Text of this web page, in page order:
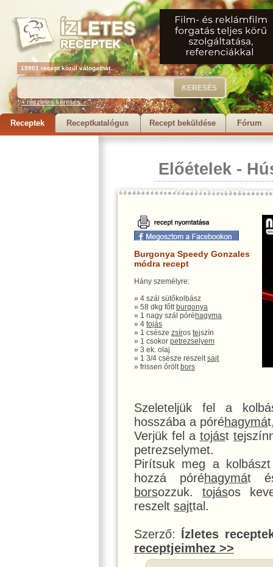
19901 recept közül válogathat...
+ részletes keresés...
Receptek Receptkatalógus Recept beküldése Fórum
Előételek -
Burgonya Speedy Gonzales
módra recept
Hány személyre:
» 4 szál sütőkolbász
» 58 dkg főtt burgonya
» 1 nagy szál póré hagyma
» 4 tojás
» 1 csésze zsíros tejszín
» 1 csokor petrezselyem
» 3 ek. olaj
» 1 3/4 csésze reszeltsajt
» frissen őrölt bors
Szeleteljük fel a
hosszába a póréhagymá
Verjük fel a tojást tej
petrezselymet.
Pirítsuk meg a
hozzá póréhagymát
borsozzuk. tojásos
reszelt sajttal.
Szerző: Ízletes
receptjeimhez >>